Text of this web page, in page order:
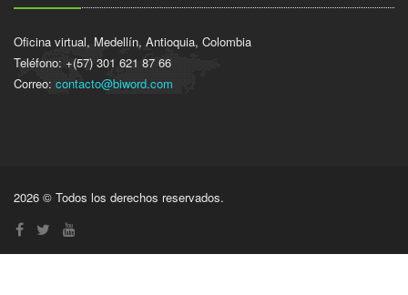
Oficina virtual, Medellín, Antioquia, Colombia
Teléfono: +(57) 301 621 87 66
Correo: contacto@biword.com
2026 © Todos los derechos reservados.